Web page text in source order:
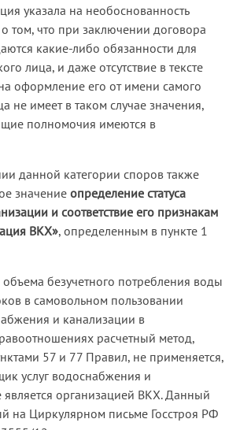
суд не согласился с этим
взыскал с войсковой части
сославшись на положения статьи
которой оплата
за фактически принятое
воды в соответствии с
если иное не предусмотрено
сторон.
инстанция посчитала, что при
дела суды обеих инстанций не
существенные для дела
материалах дела отсутствовали
подтверждающие наличие у
юридического лица, и данный
предметом исследования ни суда
ни апелляционного суда,
коллегия сделала вывод об
полагать, что иск
надлежащему ответчику, и,
из материалов дела, ФГУП и
(абонент) заключили договор
услуг по водоснабжению и
в соответствии с которым ФГУП
услуги по водоснабжению и
сточных вод, а последний
оплачивает услуги.
МУП обоснованными и
к надлежащему ответчику, в связи
их в полном объеме за счет
подразделением которого
часть.
инстанция согласилась с
первой инстанции.
коллегия посчитала, что выводы
недостаточно
и не подтверждаются
деле доказательствами.
указала на необоснованность
том, что при заключении договора
какие-либо обязанности для
лица, и даже отсутствие в тексте
оформление его от имени самого
не имеет в таком случае значения,
полномочия имеются в
данной категории споров также
значение определение статуса
и соответствие его признакам
ВКХ», определенным в пункте 1
безучетного потребления воды
в самовольном пользовании
и канализации в
расчетный метод,
57 и 77 Правил, не применяется,
услуг водоснабжения и
является организацией ВКХ. Данный
на Циркулярном письме Госстроя РФ